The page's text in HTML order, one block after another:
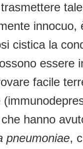
cistica la
essere
facile
hanno
pneumoniae,